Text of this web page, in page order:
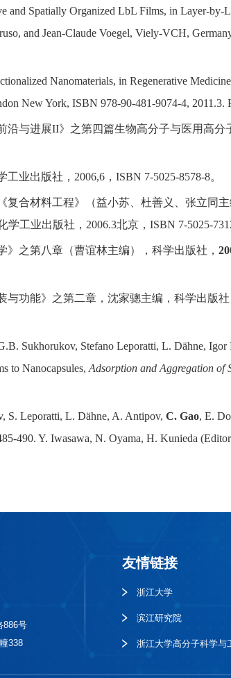
and Spatially Organized LbL Films, in Layer-by-
and Jean-Claude Voegel, Viely-VCH,
Nanomaterials, in Regenerative
New York, ISBN 978-90-481-9074-4, 2011.3.
沿与进展II》之第四篇生物高分子与医用高分
工业出版社， 2006,6， ISBN 7-5025-8578-8。
复合材料工程》（益小苏、杜善义、张立同主
学工业出版社， 2006.3北京， ISBN 7-5025-
》之第八章（曹谊林主编），科学出版社，
功能》之第二章，沈家骢主编，科学出版社
Sukhorukov, Stefano Leporatti, L. Dähne, Igor
to Nanocapsules,Adsorption and Aggregation of
S. Leporatti, L. Dähne, A. Antipov, C. Gao, E.
490. Y. Iwasawa, N. Oyama, H. Kunieda
886号
338
友情链接
浙江大学
滨江研究院
浙江大学高分子科学与